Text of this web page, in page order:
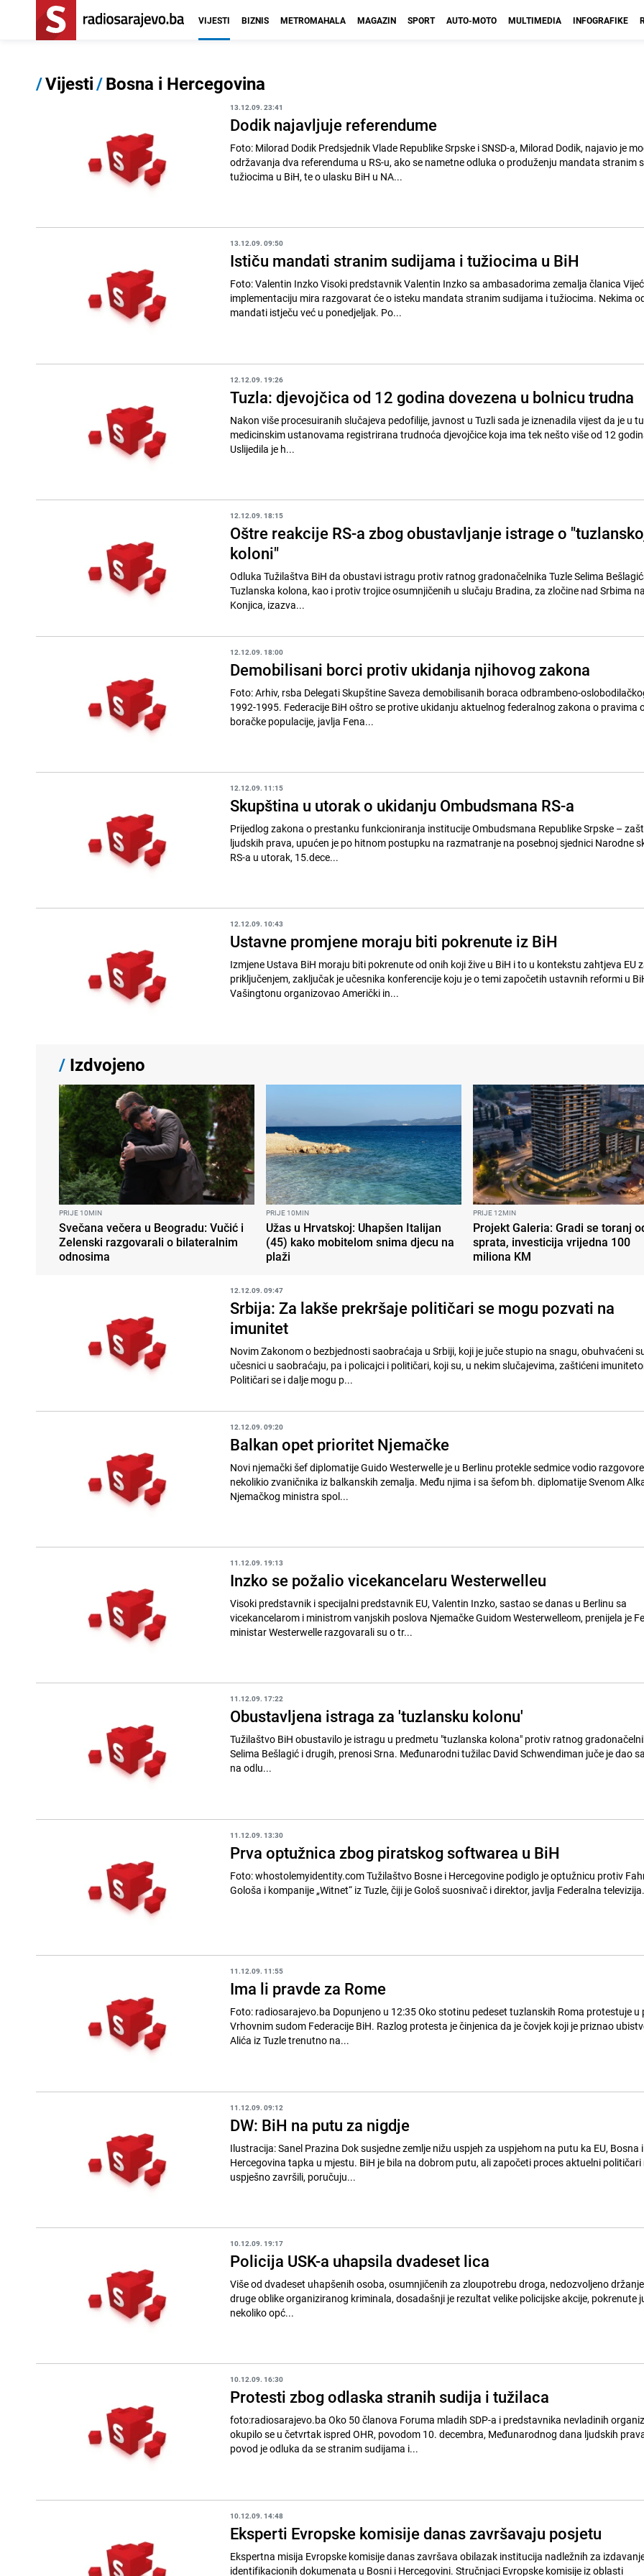
VIJESTI BIZNIS METROMAHALA MAGAZIN SPORT AUTO-MOTO MULTIMEDIA INFOGRAFIKE
/Vijesti/Bosna i Hercegovina
13.12.09. 23:41
Dodik najavljuje referendume
Foto: Milorad Dodik Predsjednik Vlade Republike Srpske i SNSD-a, Milorad Dodik, najavio je mogućnost
održavanja dva referenduma u RS-u, ako se nametne odluka o produženju mandata stranim
tužiocima u BiH, te o ulasku BiH u NA...
13.12.09. 09:50
Ističu mandati stranim sudijama i tužiocima u BiH
Foto: Valentin Inzko Visoki predstavnik Valentin Inzko sa ambasadorima zemalja članica Vijeća za
implementaciju mira razgovarat će o isteku mandata stranim sudijama i tužiocima. Nekima
mandati istječu već u ponedjeljak. Po...
12.12.09. 19:26
Tuzla: djevojčica od 12 godina dovezena u bolnicu trudna
Nakon više procesuiranih slučajeva pedofilije, javnost u Tuzli sada je iznenadila vijest da je u
medicinskim ustanovama registrirana trudnoća djevojčice koja ima tek nešto više od 12
Uslijedila je h...
12.12.09. 18:15
Oštre reakcije RS-a zbog obustavljanje istrage o
koloni"
Odluka Tužilaštva BiH da obustavi istragu protiv ratnog gradonačelnika Tuzle Selima
Tuzlanska kolona, kao i protiv trojice osumnjičenih u slučaju Bradina, za zločine nad Srbima
Konjica, izazva...
12.12.09. 18:00
Demobilisani borci protiv ukidanja njihovog zakona
Foto: Arhiv, rsba Delegati Skupštine Saveza demobilisanih boraca odbrambeno-oslobodilačkog rata
1992-1995. Federacije BiH oštro se protive ukidanju aktuelnog federalnog zakona o pravima
boračke populacije, javlja Fena...
12.12.09. 11:15
Skupština u utorak o ukidanju Ombudsmana RS-a
Prijedlog zakona o prestanku funkcioniranja institucije Ombudsmana Republike Srpske –
ljudskih prava, upućen je po hitnom postupku na razmatranje na posebnoj sjednici Narodne
RS-a u utorak, 15.dece...
12.12.09. 10:43
Ustavne promjene moraju biti pokrenute iz BiH
Izmjene Ustava BiH moraju biti pokrenute od onih koji žive u BiH i to u kontekstu zahtjeva EU
priključenjem, zaključak je učesnika konferencije koju je o temi započetih ustavnih reformi u
Vašingtonu organizovao Američki in...
/ Izdvojeno
PRIJE 10MIN
Svečana večera u Beogradu: Vučić i
Zelenski razgovarali o bilateralnim
odnosima
PRIJE 10MIN
Užas u Hrvatskoj: Uhapšen Italijan
(45) kako mobitelom snima djecu na
plaži
PRIJE 12MIN
Projekt Galeria: Gradi se toranj
sprata, investicija vrijedna 100
miliona KM
12.12.09. 09:47
Srbija: Za lakše prekršaje političari se mogu pozvati na
imunitet
Novim Zakonom o bezbjednosti saobraćaja u Srbiji, koji je juče stupio na snagu, obuhvaćeni
učesnici u saobraćaju, pa i policajci i političari, koji su, u nekim slučajevima, zaštićeni
Političari se i dalje mogu p...
12.12.09. 09:20
Balkan opet prioritet Njemačke
Novi njemački šef diplomatije Guido Westerwelle je u Berlinu protekle sedmice vodio
nekolikio zvaničnika iz balkanskih zemalja. Među njima i sa šefom bh. diplomatije Svenom
Njemačkog ministra spol...
11.12.09. 19:13
Inzko se požalio vicekancelaru Westerwelleu
Visoki predstavnik i specijalni predstavnik EU, Valentin Inzko, sastao se danas u Berlinu sa
vicekancelarom i ministrom vanjskih poslova Njemačke Guidom Westerwelleom, prenijela je Fena.
ministar Westerwelle razgovarali su o tr...
11.12.09. 17:22
Obustavljena istraga za 'tuzlansku kolonu'
Tužilaštvo BiH obustavilo je istragu u predmetu "tuzlanska kolona" protiv ratnog
Selima Bešlagić i drugih, prenosi Srna. Međunarodni tužilac David Schwendiman juče je dao saglasnost
na odlu...
11.12.09. 13:30
Prva optužnica zbog piratskog softwarea u BiH
Foto: whostolemyidentity.com Tužilaštvo Bosne i Hercegovine podiglo je optužnicu protiv Fahrudina
Gološa i kompanije „Witnet“ iz Tuzle, čiji je Gološ suosnivač i direktor, javlja Federalna
11.12.09. 11:55
Ima li pravde za Rome
Foto: radiosarajevo.ba Dopunjeno u 12:35 Oko stotinu pedeset tuzlanskih Roma protestuje u petak pred
Vrhovnim sudom Federacije BiH. Razlog protesta je činjenica da je čovjek koji je priznao
Alića iz Tuzle trenutno na...
11.12.09. 09:12
DW: BiH na putu za nigdje
Ilustracija: Sanel Prazina Dok susjedne zemlje nižu uspjeh za uspjehom na putu ka EU, Bosna i
Hercegovina tapka u mjestu. BiH je bila na dobrom putu, ali započeti proces aktuelni političari
uspješno završili, poručuju...
10.12.09. 19:17
Policija USK-a uhapsila dvadeset lica
Više od dvadeset uhapšenih osoba, osumnjičenih za zloupotrebu droga, nedozvoljeno
druge oblike organiziranog kriminala, dosadašnji je rezultat velike policijske akcije, pokrenute
nekoliko opć...
10.12.09. 16:30
Protesti zbog odlaska stranih sudija i tužilaca
foto:radiosarajevo.ba Oko 50 članova Foruma mladih SDP-a i predstavnika nevladinih organizacija
okupilo se u četvrtak ispred OHR, povodom 10. decembra, Međunarodnog dana ljudskih
povod je odluka da se stranim sudijama i...
10.12.09. 14:48
Eksperti Evropske komisije danas završavaju posjetu
Ekspertna misija Evropske komisije danas završava obilazak institucija nadležnih za
identifikacionih dokumenata u Bosni i Hercegovini. Stručnjaci Evropske komisije iz oblasti